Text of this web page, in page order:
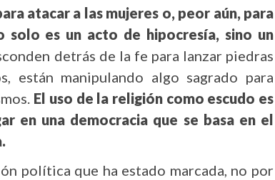
atacar a las mujeres o, peor aún, para
solo es un acto de hipocresía, sino un
detrás de la fe para lanzar piedras
están manipulando algo sagrado para
El uso de la religión como escudo es
en una democracia que se basa en el
política que ha estado marcada, no por